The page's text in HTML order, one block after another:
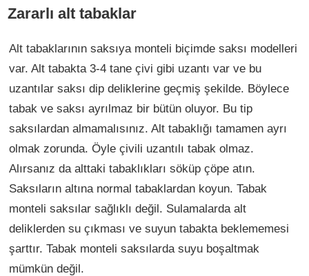
Zararlı alt tabaklar
Alt tabaklarının saksıya monteli biçimde saksı modelleri
var. Alt tabakta 3-4 tane çivi gibi uzantı var ve bu
uzantılar saksı dip deliklerine geçmiş şekilde. Böylece
tabak ve saksı ayrılmaz bir bütün oluyor. Bu tip
saksılardan almamalısınız. Alt tabaklığı tamamen ayrı
olmak zorunda. Öyle çivili uzantılı tabak olmaz.
Alırsanız da alttaki tabaklıkları söküp çöpe atın.
Saksıların altına normal tabaklardan koyun. Tabak
monteli saksılar sağlıklı değil. Sulamalarda alt
deliklerden su çıkması ve suyun tabakta beklememesi
şarttır. Tabak monteli saksılarda suyu boşaltmak
mümkün değil.